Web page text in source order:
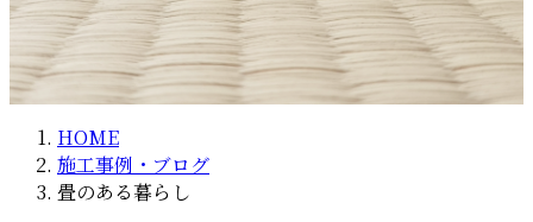
HOME
施工事例・ブログ
畳のある暮らし